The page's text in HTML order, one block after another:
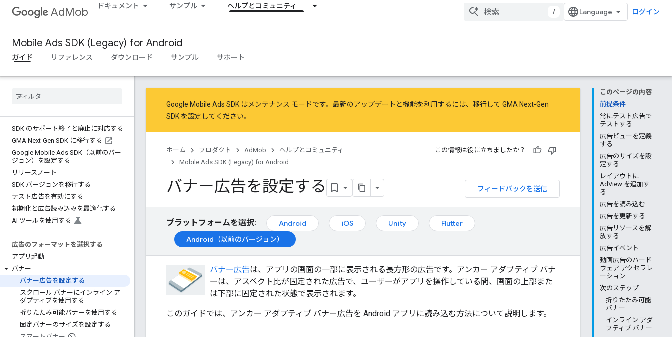
AdMob ドキュメント サンプル ヘルプとコミュニティ
/ ログイン
Mobile Ads SDK (Legacy) for Android
ガイド リファレンス ダウンロード サンプル サポート
SDK のサポート終了と廃止に対応する
GMA Next-Gen SDK に移行する
Google Mobile Ads SDK（以前のバー
ジョン）を設定する
リリースノート
SDK バージョンを移行する
テスト広告を有効にする
初期化と広告読み込みを最適化する
AI ツールを使用する
広告のフォーマットを選択する
アプリ起動
バナー
バナー広告を設定する
スクロール バナーにインライン ア
ダプティブを使用する
折りたたみ可能バナーを使用する
固定バナーのサイズを設定する
このページの内容
前提条件
常にテスト広告で
テストする
広告ビューを定義
する
広告のサイズを設
定する
レイアウトに
AdView を追加す
る
広告を読み込む
広告を更新する
広告リソースを解
放する
広告イベント
動画広告のハード
ウェア アクセラレ
ーション
次のステップ
折りたたみ可能
バナー
インライン アダ
プティブ バナー
Google Mobile Ads SDK はメンテナンス モードです。最新のアップデートと機能を利用するには、 移行して GMA Next-Gen
SDK を設定 してください。
ホーム プロダクト AdMob
ヘルプとコミュニティ
Mobile Ads SDK (Legacy) for Android
この情報は役に立ちましたか？
フィードバックを送信
バナー広告を設定する
プラットフォームを選択: Android iOS Unity
Flutter
Android（以前のバージョン）
バナー広告は、アプリの画面の一部に表示される長方形の広告です。アンカー アダプティブ バナ
ーは、アスペクト比が固定された広告で、ユーザーがアプリを操作している間、画面の上部また
は下部に固定された状態で表示されます。
このガイドでは、アンカー アダプティブ バナー広告を Android アプリに読み込む方法について説明します。